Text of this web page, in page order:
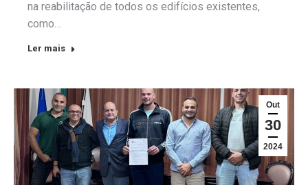
na reabilitação de todos os edifícios existentes,
como…
Ler mais
Out
30
2024